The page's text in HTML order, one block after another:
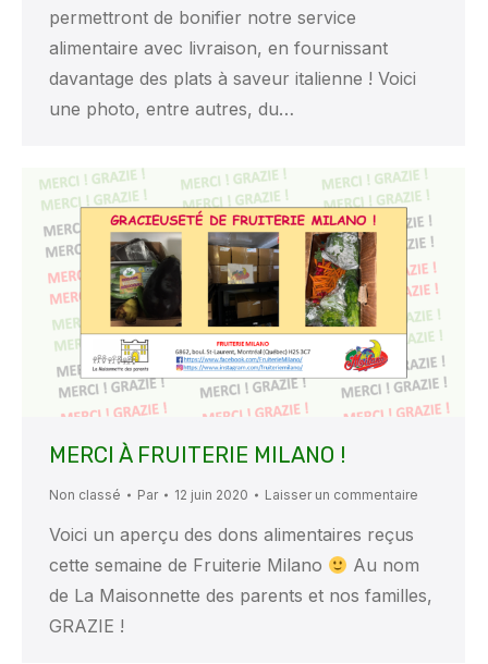
permettront de bonifier notre service
alimentaire avec livraison, en fournissant
davantage des plats à saveur italienne ! Voici
une photo, entre autres, du…
MERCI À FRUITERIE MILANO !
Non classé Par 12 juin 2020 Laisser un commentaire
Voici un aperçu des dons alimentaires reçus
cette semaine de Fruiterie Milano
Au nom
de La Maisonnette des parents et nos familles,
GRAZIE !